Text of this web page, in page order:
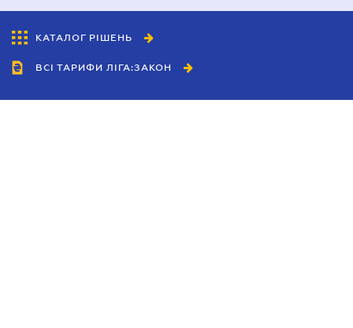
КАТАЛОГ РІШЕНЬ
ВСІ ТАРИФИ ЛІГА:ЗАКОН